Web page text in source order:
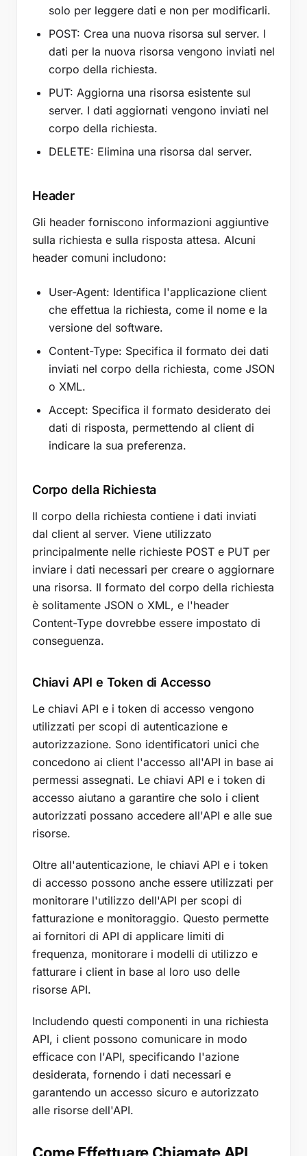
solo per leggere dati e non per modificarli.
POST: Crea una nuova risorsa sul server. I
dati per la nuova risorsa vengono inviati nel
corpo della richiesta.
PUT: Aggiorna una risorsa esistente sul
server. I dati aggiornati vengono inviati nel
corpo della richiesta.
DELETE: Elimina una risorsa dal server.
Header
Gli header forniscono informazioni aggiuntive
sulla richiesta e sulla risposta attesa. Alcuni
header comuni includono:
User-Agent: Identifica l'applicazione client
che effettua la richiesta, come il nome e la
versione del software.
Content-Type: Specifica il formato dei dati
inviati nel corpo della richiesta, come JSON
o XML.
Accept: Specifica il formato desiderato dei
dati di risposta, permettendo al client di
indicare la sua preferenza.
Corpo della Richiesta
Il corpo della richiesta contiene i dati inviati
dal client al server. Viene utilizzato
principalmente nelle richieste POST e PUT per
inviare i dati necessari per creare o aggiornare
una risorsa. Il formato del corpo della richiesta
è solitamente JSON o XML, e l'header
Content-Type dovrebbe essere impostato di
conseguenza.
Chiavi API e Token di Accesso
Le chiavi API e i token di accesso vengono
utilizzati per scopi di autenticazione e
autorizzazione. Sono identificatori unici che
concedono ai client l'accesso all'API in base ai
permessi assegnati. Le chiavi API e i token di
accesso aiutano a garantire che solo i client
autorizzati possano accedere all'API e alle sue
risorse.
Oltre all'autenticazione, le chiavi API e i token
di accesso possono anche essere utilizzati per
monitorare l'utilizzo dell'API per scopi di
fatturazione e monitoraggio. Questo permette
ai fornitori di API di applicare limiti di
frequenza, monitorare i modelli di utilizzo e
fatturare i client in base al loro uso delle
risorse API.
Includendo questi componenti in una richiesta
API, i client possono comunicare in modo
efficace con l'API, specificando l'azione
desiderata, fornendo i dati necessari e
garantendo un accesso sicuro e autorizzato
alle risorse dell'API.